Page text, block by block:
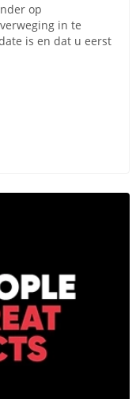
op
in te
is en dat u eerst